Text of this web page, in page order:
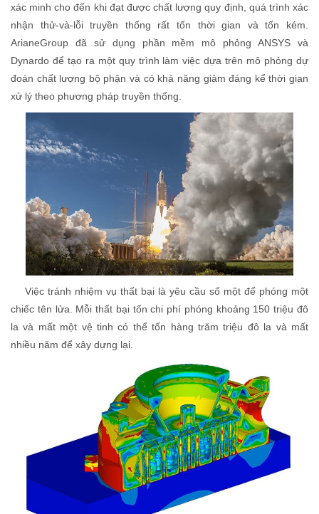
xác minh cho đến khi đạt được chất lượng quy định, quá trình xác
nhận thử-và-lỗi truyền thống rất tốn thời gian và tốn kém.
ArianeGroup đã sử dụng phần mềm mô phỏng ANSYS và
Dynardo để tạo ra một quy trình làm việc dựa trên mô phỏng dự
đoán chất lượng bộ phận và có khả năng giảm đáng kể thời gian
xử lý theo phương pháp truyền thống.
Việc tránh nhiệm vụ thất bại là yêu cầu số một để phóng một
chiếc tên lửa. Mỗi thất bại tốn chi phí phóng khoảng 150 triệu đô
la và mất một vệ tinh có thể tốn hàng trăm triệu đô la và mất
nhiều năm để xây dựng lại.